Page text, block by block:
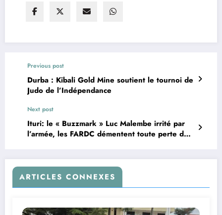
Previous post
Durba : Kibali Gold Mine soutient le tournoi de
Judo de l’Indépendance
Next post
Ituri: le « Buzzmark » Luc Malembe irrité par
l’armée, les FARDC démentent toute perte de
ARTICLES CONNEXES